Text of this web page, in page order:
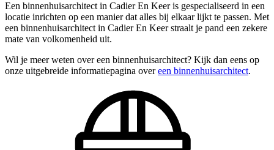
Een binnenhuisarchitect in Cadier En Keer is gespecialiseerd in een
locatie inrichten op een manier dat alles bij elkaar lijkt te passen. Met
een binnenhuisarchitect in Cadier En Keer straalt je pand een zekere
mate van volkomenheid uit.
Wil je meer weten over een binnenhuisarchitect? Kijk dan eens op
onze uitgebreide informatiepagina overeen binnenhuisarchitect.